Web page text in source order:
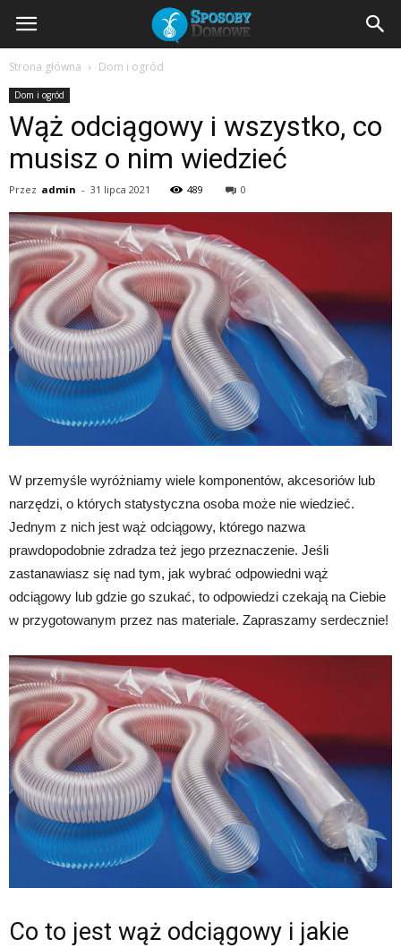
SposobyDomowe.pl
sposoby
na
zdrowie,
inne
Strona główna Dom i ogród
Dom i ogród
Wąż odciągowy i wszystko, co
musisz o nim wiedzieć
Przez admin - 31 lipca 2021 489 0
W przemyśle wyróżniamy wiele komponentów, akcesoriów lub
narzędzi, o których statystyczna osoba może nie wiedzieć.
Jednym z nich jest wąż odciągowy, którego nazwa
prawdopodobnie zdradza też jego przeznaczenie. Jeśli
zastanawiasz się nad tym, jak wybrać odpowiedni wąż
odciągowy lub gdzie go szukać, to odpowiedzi czekają na Ciebie
w przygotowanym przez nas materiale. Zapraszamy serdecznie!
Co to jest wąż odciągowy i jakie